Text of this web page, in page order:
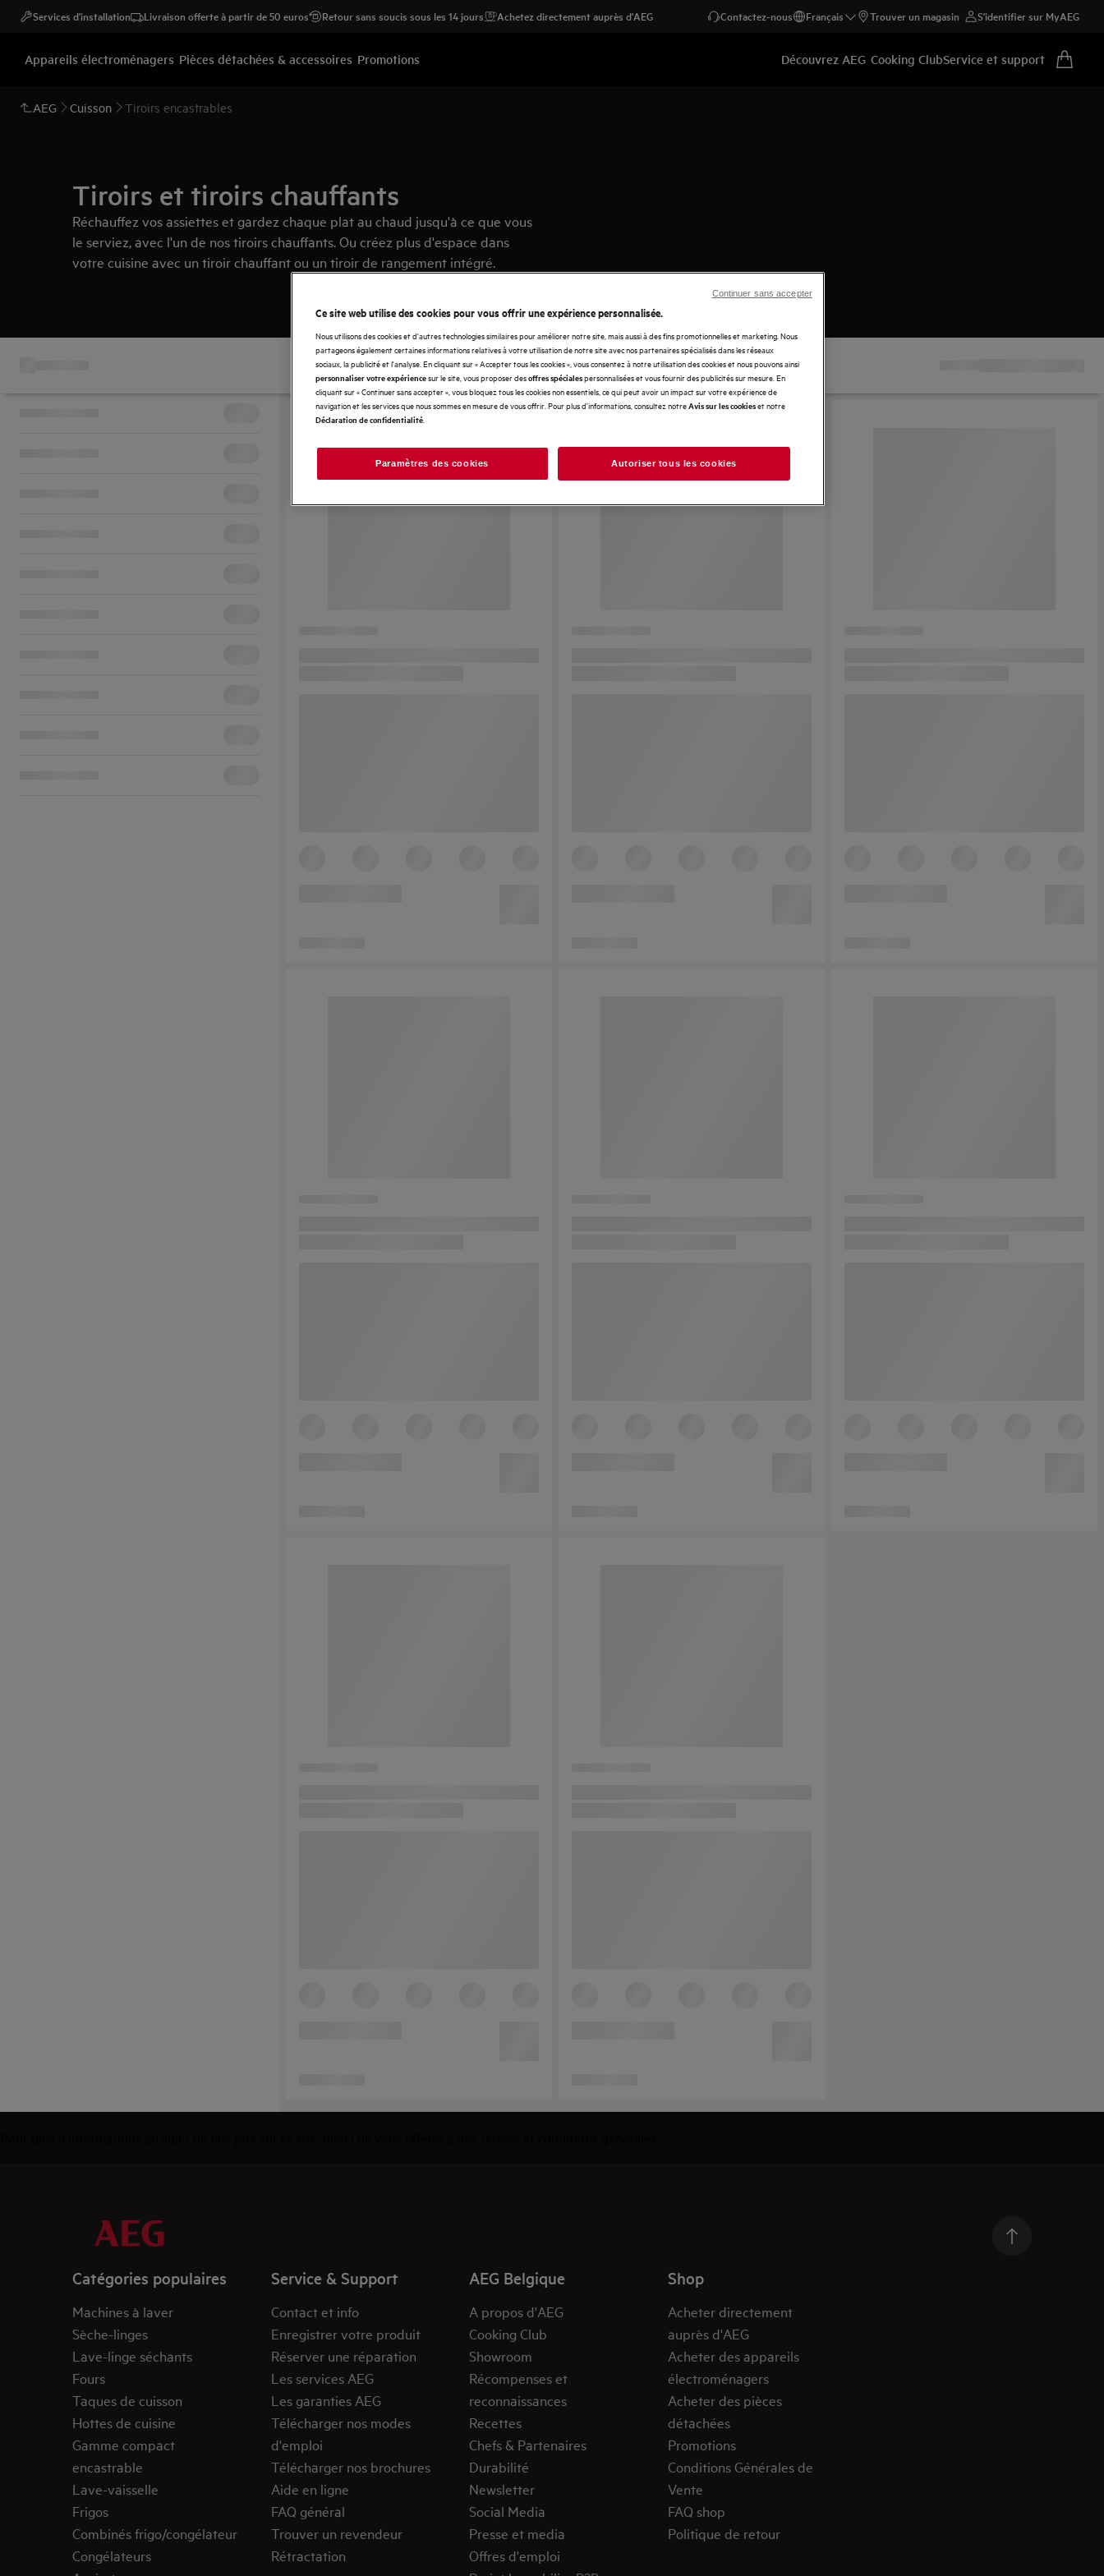
Services d'installation Livraison offerte à partir de 50 euros Retour sans soucis sous les 14 jours Achetez directement auprès d'AEG Contactez-nous Français Trouver un magasin S'identifier sur MyAEG
Appareils électroménagers Pièces détachées & accessoires Promotions Découvrez AEG Cooking ClubService et support
AEG Cuisson Tiroirs encastrables
Tiroirs et tiroirs chauffants
Réchauffez vos assiettes et gardez chaque plat au chaud jusqu'à ce que vous
le serviez, avec l'un de nos tiroirs chauffants. Ou créez plus d'espace dans
votre cuisine avec un tiroir chauffant ou un tiroir de rangement intégré.
Catégories populaires
Machines à laver
Sèche-linges
Lave-linge séchants
Fours
Taques de cuisson
Hottes de cuisine
Gamme compact
encastrable
Lave-vaisselle
Frigos
Combinés frigo/congélateur
Congélateurs
Service & Support
Contact et info
Enregistrer votre produit
Réserver une réparation
Les services AEG
Les garanties AEG
Télécharger nos modes
d'emploi
Télécharger nos brochures
Aide en ligne
FAQ général
Trouver un revendeur
Rétractation
AEG Belgique
A propos d'AEG
Cooking Club
Showroom
Récompenses et
reconnaissances
Recettes
Chefs & Partenaires
Durabilité
Newsletter
Social Media
Presse et media
Offres d'emploi
Shop
Acheter directement
auprès d'AEG
Acheter des appareils
électroménagers
Acheter des pièces
détachées
Promotions
Conditions Générales de
Vente
FAQ shop
Politique de retour
Ce site web utilise des cookies pour vous offrir une expérience personnalisée.
Nous utilisons des cookies et d'autres technologies similaires pour améliorer notre site, mais aussi à des fins promotionnelles et marketing. Nous
partageons également certaines informations relatives à votre utilisation de notre site avec nos partenaires spécialisés dans les réseaux
sociaux, la publicité et l'analyse. En cliquant sur « Accepter tous les cookies », vous consentez à notre utilisation des cookies et nous pouvons ainsi
personnaliser votre expériencesur le site, vous proposer desoffres spécialespersonnalisées et vous fournir des publicités sur mesure. En
cliquant sur « Continuer sans accepter », vous bloquez tous les cookies non essentiels, ce qui peut avoir un impact sur votre expérience de
navigation et les services que nous sommes en mesure de vous offrir. Pour plus d'informations, consultez notreAvis sur les cookieset notre
Déclaration de confidentialité.
Paramètres des cookies Autoriser tous les cookies
Continuer sans accepter